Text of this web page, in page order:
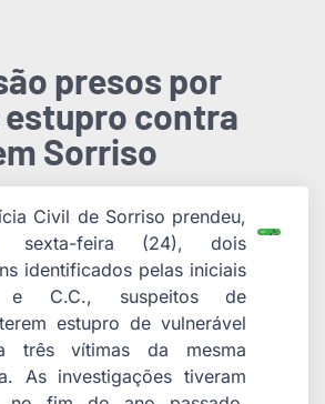
presos por
contra
Sorriso
Civil de Sorriso prendeu,
sexta-feira (24), dois
identificados pelas iniciais
e C.C., suspeitos de
estupro de vulnerável
três vítimas da mesma
As investigações tiveram